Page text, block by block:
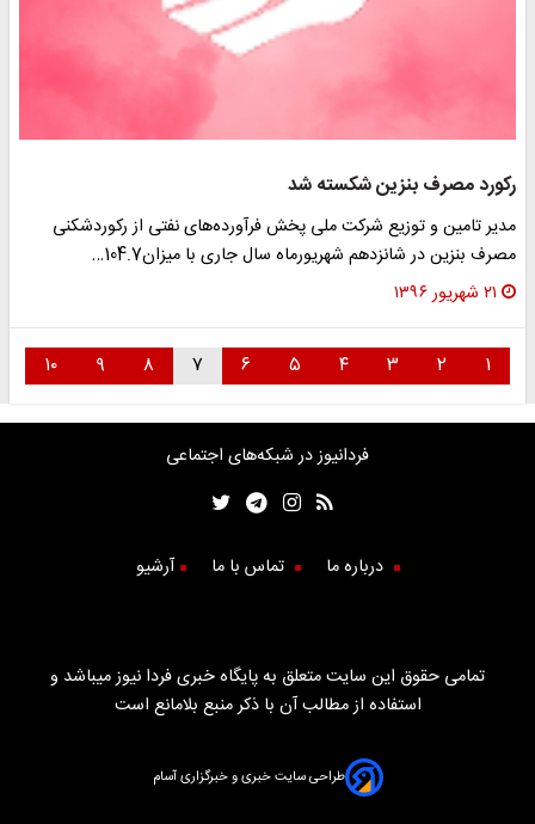
رکورد مصرف بنزین شکسته شد
مدیر تامین و توزیع شرکت ملی پخش فرآورده‌های نفتی از رکوردشکنی
مصرف بنزین در شانزدهم شهریورماه سال جاری با میزان104.7…
۲۱ شهریور ۱۳۹۶
۱ ۲ ۳ ۴ ۵ ۶ ۷ ۸ ۹ ۱۰
فردانیوز در شبکه‌های اجتماعی
درباره ما تماس با ما آرشیو
تمامی حقوق این سایت متعلق به پایگاه خبری فردا نیوز میباشد و
استفاده از مطالب آن با ذکر منبع بلامانع است
طراحی سایت خبری و خبرگزاری آسام